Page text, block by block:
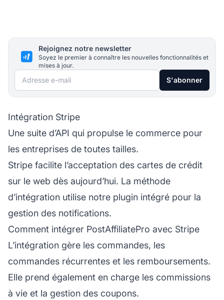
Rejoignez notre newsletter
Soyez le premier à connaître les nouvelles fonctionnalités et
mises à jour.
Adresse e-mail S'abonner
Intégration Stripe
Une suite d’API qui propulse le commerce pour
les entreprises de toutes tailles.
Stripe facilite l’acceptation des cartes de crédit
sur le web dès aujourd’hui. La méthode
d’intégration utilise notre plugin intégré pour la
gestion des notifications.
Comment intégrer PostAffiliatePro avec Stripe
L’intégration gère les commandes, les
commandes récurrentes et les remboursements.
Elle prend également en charge les commissions
à vie et la gestion des coupons.